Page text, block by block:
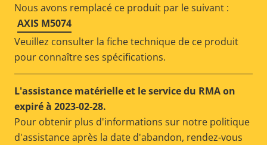
Nous avons remplacé ce produit par le suivant :
AXIS M5074
Veuillez consulter la fiche technique de ce produit
pour connaître ses spécifications.
L'assistance matérielle et le service du RMA on
expiré à 2023-02-28.
Pour obtenir plus d'informations sur notre politique
d'assistance après la date d'abandon, rendez-vous